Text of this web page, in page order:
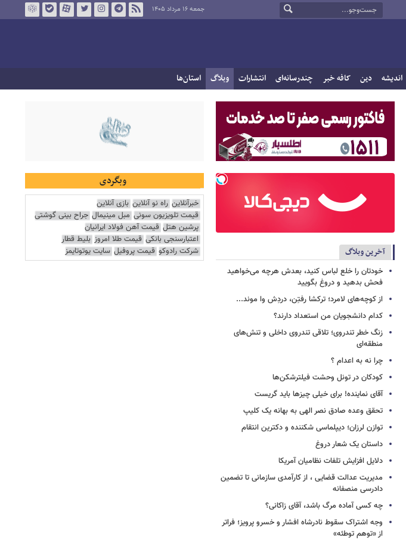
جمعه ۱۶ مرداد ۱۴۰۵
اندیشه دین کافه خبر چندرسانه‌ای انتشارات وبلاگ استان‌ها
آخرین وبلاگ
خودتان را خلع لباس کنید، بعدش هرچه می‌خواهید
فحش بدهید و دروغ بگویید
از کوچه‌های لامرد؛ ترکشا رفتِن، دردِش وا موند...
کدام دانشجویان من استعداد دارند؟
زنگ خطر تندروی؛ تلاقی تندروی داخلی و تنش‌های
منطقه‌ای
چرا نه به اعدام ؟
کودکان در تونل وحشت فیلترشکن‌ها
آقای نماینده! برای خیلی چیزها باید گریست
تحقق وعده صادق نصر الهی به بهانه یک کلیپ
توازن لرزان؛ دیپلماسی شکننده و دکترین انتقام
داستان یک شعار دروغ
دلایل افزایش تلفات نظامیان آمریکا
مدیریت عدالت قضایی ، از کارآمدی سازمانی تا تضمین
دادرسی منصفانه
چه کسی آماده مرگ باشد، آقای زاکانی؟
وجه اشتراک سقوط نادرشاه افشار و خسرو پرویز؛ فراتر
از «توهم توطئه»
وبگردی
خبرآنلاین راه نو آنلاین بازی آنلاین
قیمت تلویزیون سونی مبل مینیمال جراح بینی گوشتی
پرشین هتل قیمت آهن فولاد ایرانیان
اعتبارسنجی بانکی قیمت طلا امروز بلیط قطار
شرکت رادوکو قیمت پروفیل سایت یوتوتایمز